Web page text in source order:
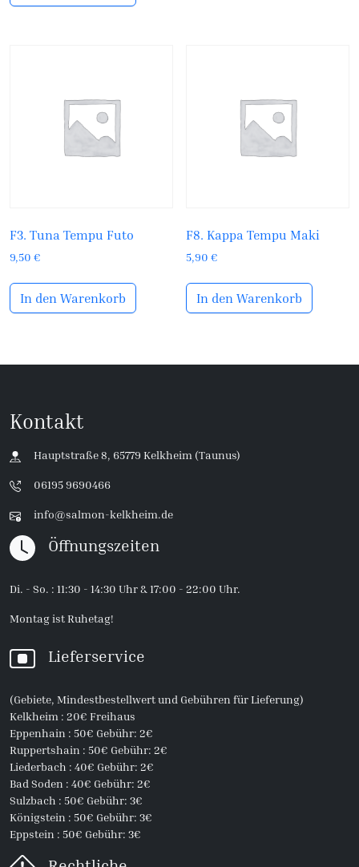
F3. Tuna Tempu Futo
9,50 €
In den Warenkorb
F8. Kappa Tempu Maki
5,90€
In den Warenkorb
Kontakt
Hauptstraße 8, 65779 Kelkheim (Taunus)
06195 9690466
info@salmon-kelkheim.de
Öffnungszeiten
Di. - So. : 11:30 - 14:30 Uhr & 17:00 - 22:00 Uhr.
Montag ist Ruhetag!
Lieferservice
(Gebiete, Mindestbestellwert und Gebühren für Lieferung)
Kelkheim : 20€ Freihaus
Eppenhain : 50€ Gebühr: 2€
Ruppertshain : 50€ Gebühr: 2€
Liederbach : 40€ Gebühr: 2€
Bad Soden : 40€ Gebühr: 2€
Sulzbach : 50€ Gebühr: 3€
Königstein : 50€ Gebühr: 3€
Eppstein : 50€ Gebühr: 3€